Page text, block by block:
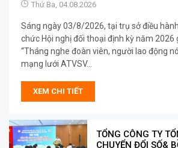
Thứ Ba, 04.08.2026
Sáng ngày 03/8/2026, tại trụ sở điều
chức Hội nghị đối thoại định kỳ năm 2026
“Tháng nghe đoàn viên, người lao động
mạng lưới ATVSV...
XEM CHI TIẾT
TỔNG CÔNG TY
CHUYỂN ĐỔI SỐ&